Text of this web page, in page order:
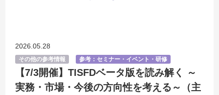
2026.05.28
その他の参考情報 参考：セミナー・イベント・研修
【7/3開催】TISFDベータ版を読み解く ～
実務・市場・今後の方向性を考える～（主